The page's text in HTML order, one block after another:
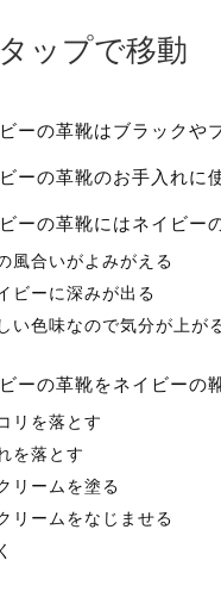
ップで移動
ーの革靴はブラックや
ーの革靴のお手入れに
ーの革靴にはネイビー
風合いがよみがえる
ビーに深みが出る
い色味なので気分が上が
ーの革靴をネイビーの
リを落とす
を落とす
リームを塗る
リームをなじませる